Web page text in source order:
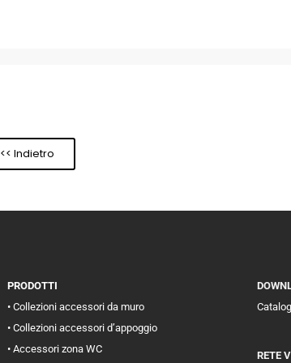
<< Indietro
PRODOTTI
• Collezioni accessori da muro
• Collezioni accessori d’appoggio
• Accessori zona WC
RETE